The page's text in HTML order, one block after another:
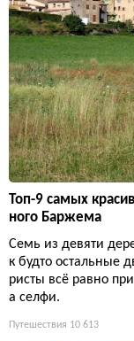
Топ-9 самых
ного Баржема
Семь из девяти
к будто остальные
ристы всё равно
а селфи.
Путешествия 10 613